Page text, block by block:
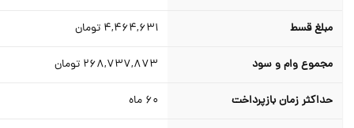
مبلغ قسط 4,464,631تومان
مجموع وام و سود 268,737,873تومان
حداکثر زمان بازپرداخت ماه